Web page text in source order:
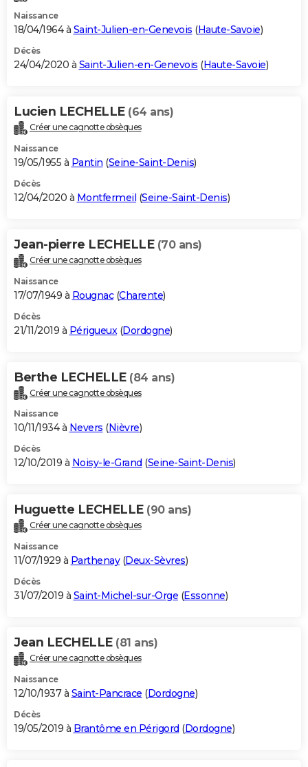
Naissance
18/04/1964 à Saint-Julien-en-Genevois (Haute-Savoie)
Décès
24/04/2020 à Saint-Julien-en-Genevois (Haute-Savoie)
Lucien LECHELLE (64 ans)
Créer une cagnotte obsèques
Naissance
19/05/1955 à Pantin (Seine-Saint-Denis)
Décès
12/04/2020 à Montfermeil (Seine-Saint-Denis)
Jean-pierre LECHELLE (70 ans)
Créer une cagnotte obsèques
Naissance
17/07/1949 à Rougnac(Charente)
Décès
21/11/2019 à Périgueux (Dordogne)
Berthe LECHELLE (84 ans)
Créer une cagnotte obsèques
Naissance
10/11/1934 à Nevers (Nièvre)
Décès
12/10/2019 à Noisy-le-Grand (Seine-Saint-Denis)
Huguette LECHELLE (90 ans)
Créer une cagnotte obsèques
Naissance
11/07/1929 à Parthenay(Deux-Sèvres)
Décès
31/07/2019 à Saint-Michel-sur-Orge (Essonne)
Jean LECHELLE (81 ans)
Créer une cagnotte obsèques
Naissance
12/10/1937 à Saint-Pancrace (Dordogne)
Décès
19/05/2019 à Brantôme en Périgord (Dordogne)